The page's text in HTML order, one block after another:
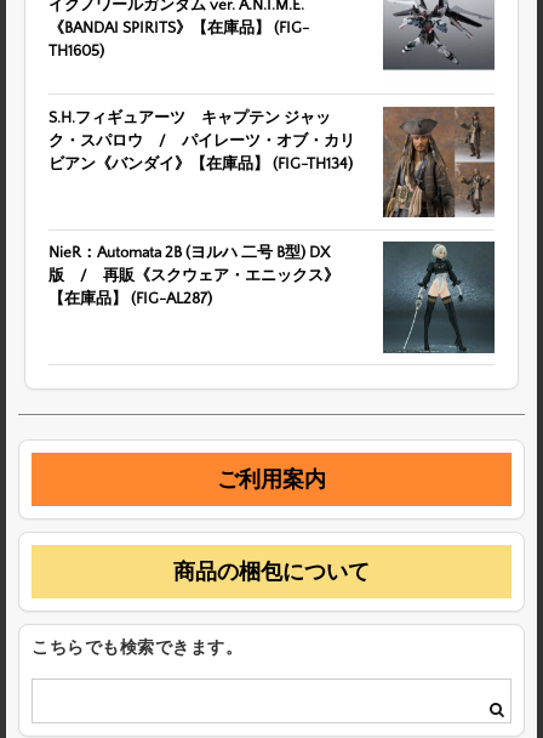
イクノワールガンダム ver. A.N.I.M.E.
《BANDAI SPIRITS》【在庫品】 (FIG-
TH1605)
S.H.フィギュアーツ キャプテン ジャッ
ク・スパロウ / パイレーツ・オブ・カリ
ビアン《バンダイ》【在庫品】 (FIG-TH134)
NieR：Automata 2B (ヨルハ 二号 B型) DX
版 / 再販《スクウェア・エニックス》
【在庫品】 (FIG-AL287)
ご利用案内
商品の梱包について
こちらでも検索できます。